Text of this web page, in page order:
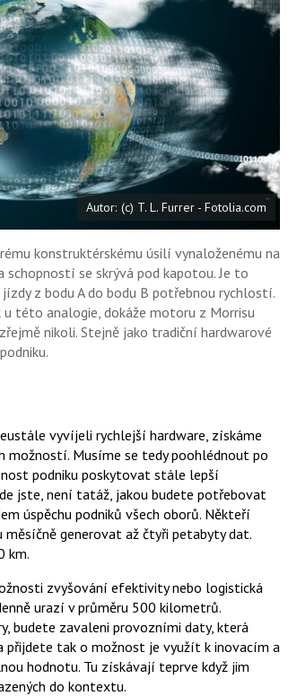
a
s
í
Autor: (c) T. L. Furrer - Fotolia.com
konstruktérskému úsilí vynaloženému na
se skrývá pod kapotou. Je to
z bodu A do bodu B potřebnou rychlostí.
této analogie, dokáže motoru z Morrisu
nikoli. Stejně jako tradiční hardwarové
vyvíjeli rychlejší hardware, získáme
možností. Musíme se tedy poohlédnout po
podniku poskytovat stále lepší
jste, není tatáž, jakou budete potřebovat
úspěchu podniků všech oborů. Někteří
generovat až čtyři petabyty dat.
km.
zvyšování efektivity nebo logistická
urazí v průměru 500 kilometrů.
budete zavaleni provozními daty, která
tak o možnost je využít k inovacím a
hodnotu. Tu získávají teprve když jim
do kontextu.